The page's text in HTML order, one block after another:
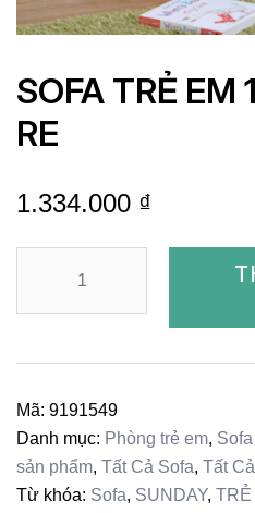
SOFA TRẺ EM
RE
1.334.000 ₫
EM
-
RE
số
lượng
Mã: 9191549
Danh mục: Phòng trẻ em,
sản phẩm, Tất Cả Sofa, Tất
Từ khóa: Sofa, SUNDAY, TRẺ